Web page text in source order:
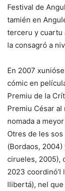
Festival de
tamién en
terceru y cuartu
la consagró a
En 2007
cómic en
Premiu de la
Premiu César
nomada a
Otres de les
(Bordaos,
cirueles, 2005),
2023 coordinó’l
llibertá), nel